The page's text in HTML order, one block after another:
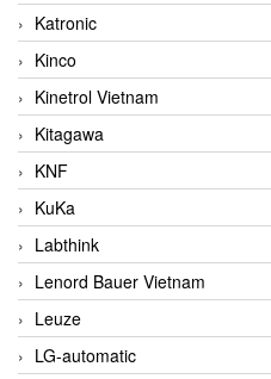
Katronic
Kinco
Kinetrol Vietnam
Kitagawa
KNF
KuKa
Labthink
Lenord Bauer Vietnam
Leuze
LG-automatic